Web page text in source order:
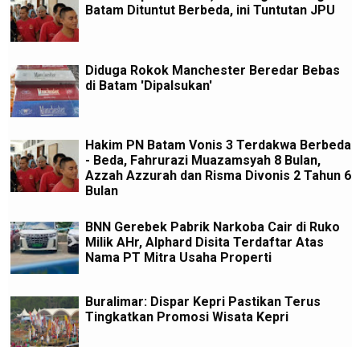
Batam Dituntut Berbeda, ini Tuntutan JPU
Diduga Rokok Manchester Beredar Bebas
di Batam 'Dipalsukan'
Hakim PN Batam Vonis 3 Terdakwa Berbeda
- Beda, Fahrurazi Muazamsyah 8 Bulan,
Azzah Azzurah dan Risma Divonis 2 Tahun 6
Bulan
BNN Gerebek Pabrik Narkoba Cair di Ruko
Milik AHr, Alphard Disita Terdaftar Atas
Nama PT Mitra Usaha Properti
Buralimar: Dispar Kepri Pastikan Terus
Tingkatkan Promosi Wisata Kepri